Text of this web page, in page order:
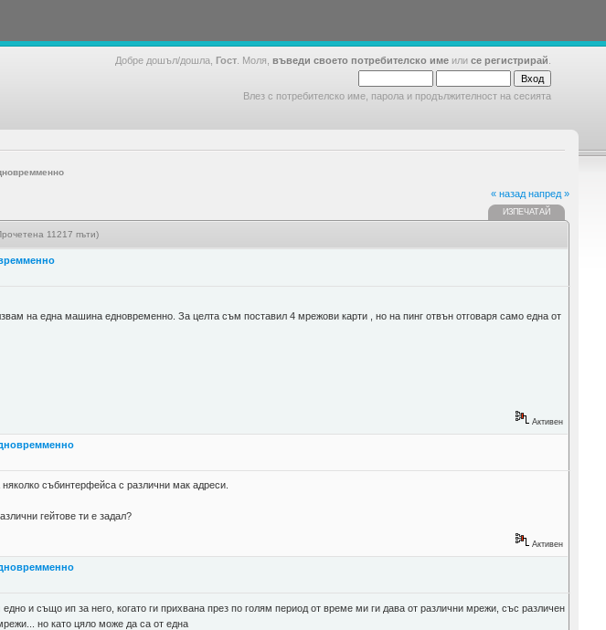
Добре дошъл/дошла, Гост . Моля, въведи своето потребителско име или се регистрирай
Влез с потребителско име, парола и продължителност на сесията
« назад напред »
ИЗПЕЧАТАЙ
11217 пъти)
на една машина едновременно. За целта съм поставил 4 мрежови карти , но на пинг отвън отговаря само една от
Активен
събинтерфейса с различни мак адреси.
гейтове ти е задал?
Активен
и също ип за него, когато ги прихвана през по голям период от време ми ги дава от различни мрежи, със различен
но като цяло може да са от една